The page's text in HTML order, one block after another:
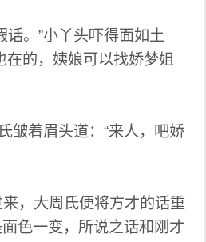
。”小丫头吓得面如土
在的，姨娘可以找娇梦姐
皱着眉头道：“来人，吧娇
，大周氏便将方才的话重
色一变，所说之话和刚才